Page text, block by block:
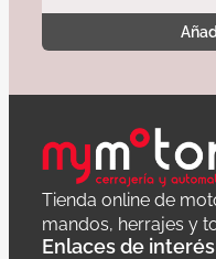
Tienda online de
mandos, herrajes y
Enlaces de interés